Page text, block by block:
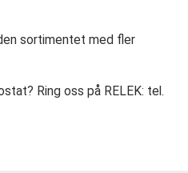
sortimentet med fler
Ring oss på RELEK: tel.